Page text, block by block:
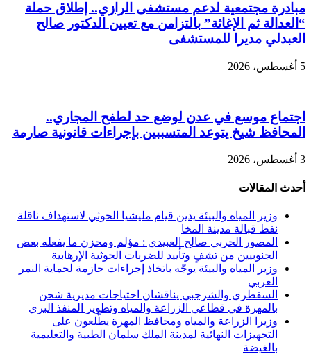
مبادرة مجتمعية لدعم مستشفى الرازي.. إطلاق حملة
“العدالة ثم الإغاثة” بالتزامن مع تعيين الدكتور صالح
العبدلي مديرا للمستشفى
5 أغسطس، 2026
اجتماع موسع في عدن لوضع حد لطفح المجاري..
المحافظ شيخ يتوعد المتسببين بإجراءات قانونية صارمة
3 أغسطس، 2026
أحدث المقالات
وزير المياه والبيئة يدين قيام مليشيا الحوثي لاستهداف ناقلة
نفط قبالة مدينة المخا
المصور الحربي صالح العبيدي : مؤلم ومحزن ما يفعله بعض
الجنوبيين من تشفٍ وتأييد للضربات الحوثية الإرهابية
وزير المياه والبيئة يوجّه باتخاذ إجراءات حازمة لحماية النمر
العربي
السقطري والشرجبي يناقشان احتياجات مديرية شحن
بالمهرة في قطاعي الزراعة والمياه وتطوير المنفذ البري
وزيرا الزراعة والمياه ومحافظ المهرة يطّلعون على
التجهيزات النهائية لمدينة الملك سلمان الطبية والتعليمية
بالغيضة